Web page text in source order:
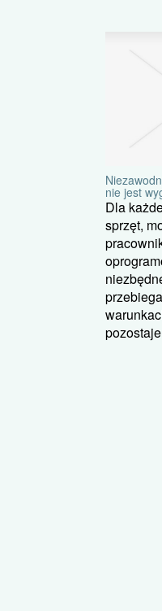
nie jest
Dla
sprzęt,